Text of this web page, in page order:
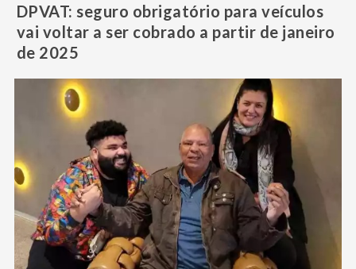
DPVAT: seguro obrigatório para veículos
vai voltar a ser cobrado a partir de janeiro
de 2025